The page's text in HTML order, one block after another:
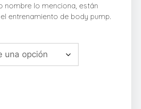
nombre lo menciona, están
entrenamiento de body pump.